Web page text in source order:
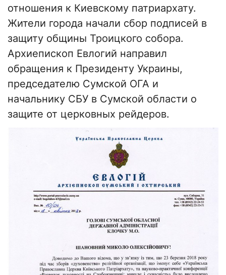
отношения к Киевскому патриархату.
Жители города начали сбор подписей в
защиту общины Троицкого собора.
Архиепископ Евлогий направил
обращения к Президенту Украины,
председателю Сумской ОГА и
начальнику СБУ в Сумской области о
защите от церковных рейдеров.